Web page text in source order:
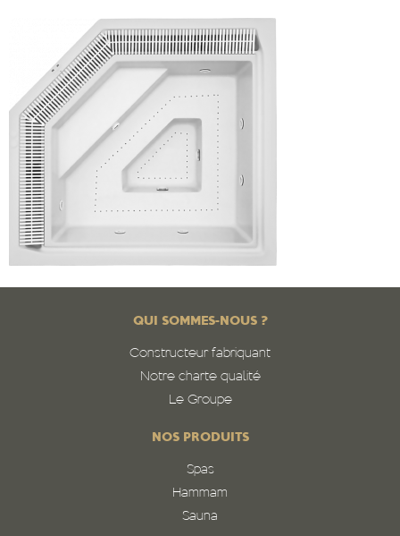
QUI SOMMES-NOUS ?
Constructeur fabriquant
Notre charte qualité
Le Groupe
NOS PRODUITS
Spas
Hammam
Sauna